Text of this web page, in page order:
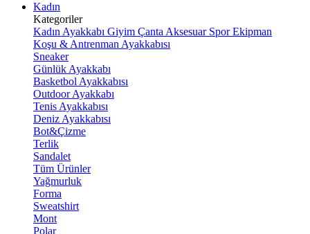
Kadın
Kategoriler
Kadın Ayakkabı Giyim Çanta Aksesuar Spor Ekipman
Koşu & Antrenman Ayakkabısı
Sneaker
Günlük Ayakkabı
Basketbol Ayakkabısı
Outdoor Ayakkabı
Tenis Ayakkabısı
Deniz Ayakkabısı
Bot&Çizme
Terlik
Sandalet
Tüm Ürünler
Yağmurluk
Forma
Sweatshirt
Mont
Polar